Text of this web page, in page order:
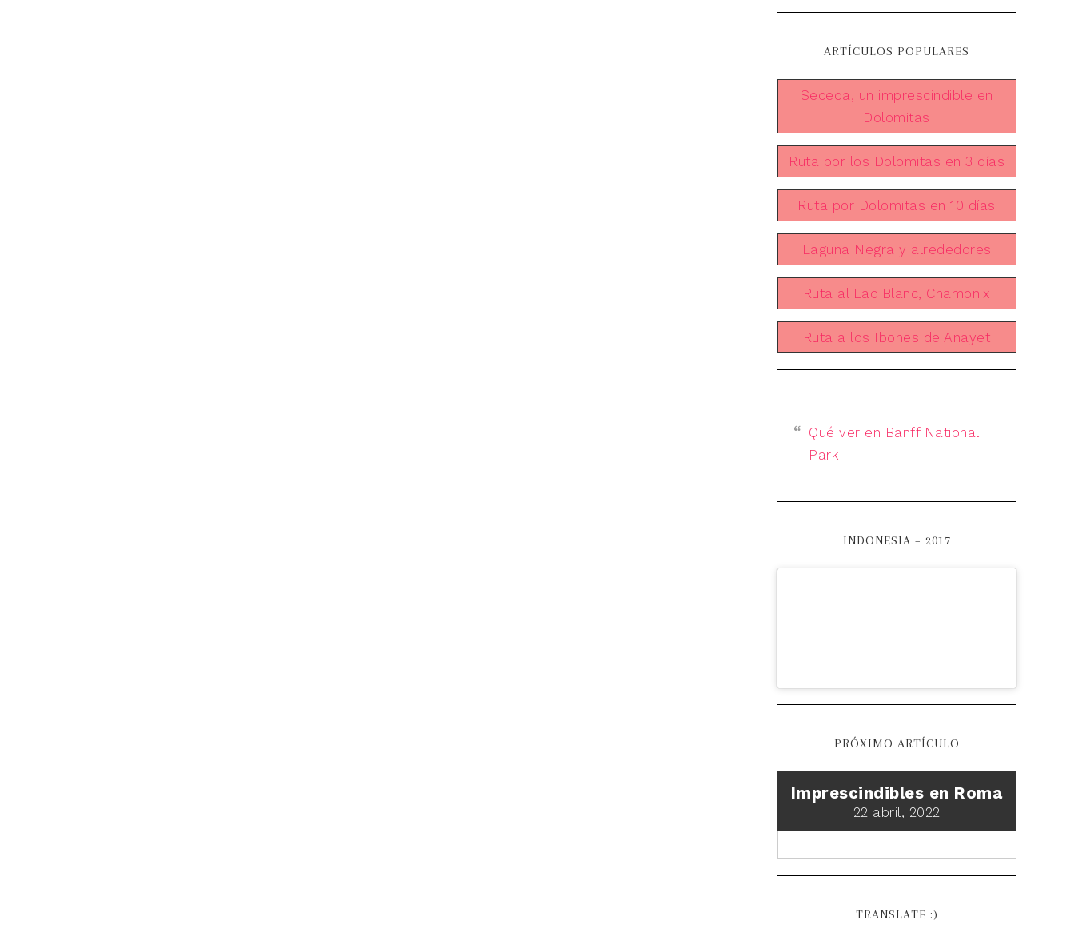
ARTÍCULOS POPULARES
Seceda, un imprescindible en
Dolomitas
Ruta por los Dolomitas en 3 días
Ruta por Dolomitas en 10 días
Laguna Negra y alrededores
Ruta al Lac Blanc, Chamonix
Ruta a los Ibones de Anayet
Qué ver en Banff National
Park
INDONESIA – 2017
PRÓXIMO ARTÍCULO
Imprescindibles en Roma
22 abril, 2022
TRANSLATE :)